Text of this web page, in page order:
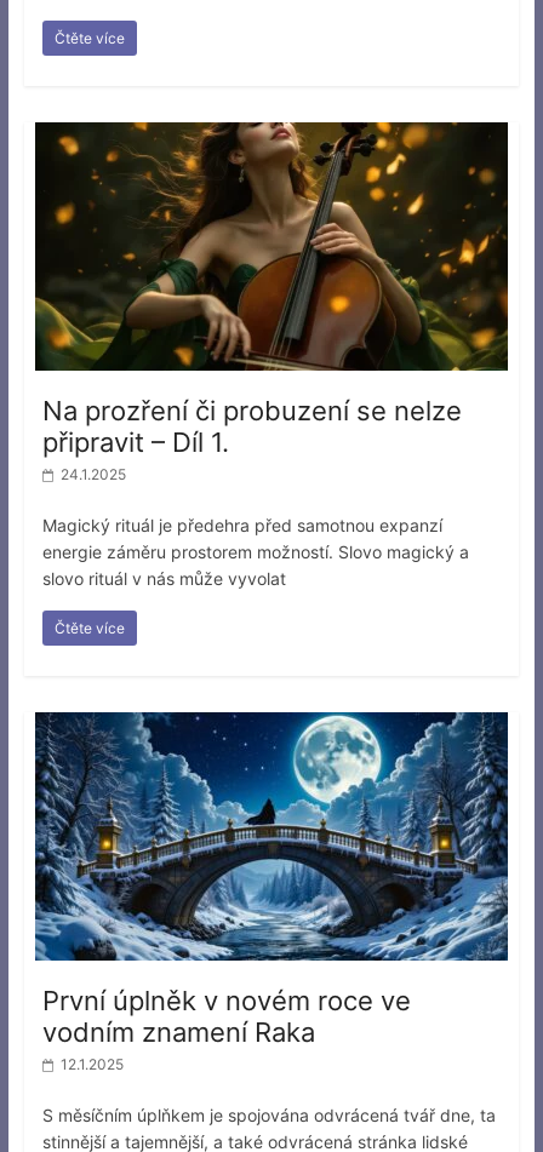
Čtěte více
Na prozření či probuzení se nelze
připravit – Díl 1.
24.1.2025
Magický rituál je předehra před samotnou expanzí
energie záměru prostorem možností. Slovo magický a
slovo rituál v nás může vyvolat
Čtěte více
První úplněk v novém roce ve
vodním znamení Raka
12.1.2025
S měsíčním úplňkem je spojována odvrácená tvář dne, ta
stinnější a tajemnější, a také odvrácená stránka lidské